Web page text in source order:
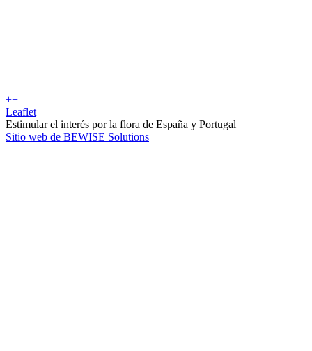
+−
Leaflet
Estimular el interés por la flora de España y Portugal
Sitio web de BEWISE Solutions